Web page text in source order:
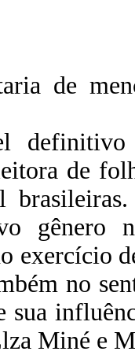
de
de
gênero
exercício
no
sua
Miné e